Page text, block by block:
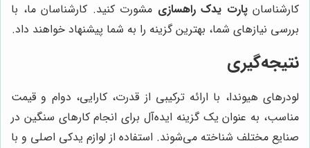
کارشناسانپارت یدک راهسازی مشورت کنید. کارشناسان ما، با
بررسی نیازهای شما، بهترین گزینه را به شما پیشنهاد خواهند داد.
نتیجه‌گیری
لودرهای هیوندا، با ارائه ترکیبی از قدرت، کارایی، دوام و قیمت
مناسب، به عنوان یک گزینه ایده‌آل برای انجام کارهای سنگین در
صنایع مختلف شناخته می‌شوند. استفاده از لوازم یدکی اصلی و با